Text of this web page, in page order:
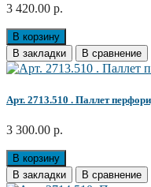
3 420.00 р.
В корзину
В закладки
В сравнение
Арт. 2713.510 . Паллет
3 300.00 р.
В корзину
В закладки
В сравнение